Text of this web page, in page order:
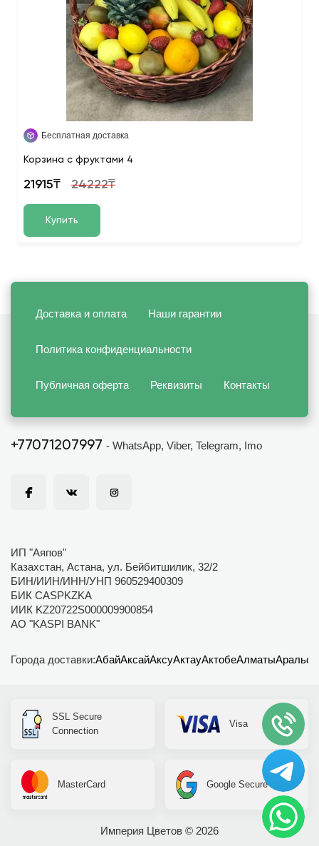
Бесплатная доставка
Корзина с фруктами 4
21915₸ 24222₸
Купить
Доставка и оплата Наши гарантии
Политика конфиденциальности
Публичная оферта Реквизиты Контакты
+77071207997 - WhatsApp, Viber, Telegram, Imo
ИП "Аяпов"
Казахстан, Астана, ул. Бейбитшилик, 32/2
БИН/ИИН/ИНН/УНП 960529400309
БИК CASPKZKA
ИИК KZ20722S000009900854
АО "KASPI BANK"
Города доставки:АбайАксайАксуАктауАктобеАлматыАральск
Империя Цветов © 2026
SSL Secure
Connection
Visa
MasterCard Google Secure